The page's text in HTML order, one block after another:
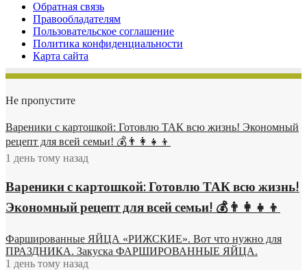
Обратная связь
Правообладателям
Пользовательское соглашение
Политика конфиденциальности
Карта сайта
Не пропустите
Вареники с картошкой: Готовлю ТАК всю жизнь! Экономный
рецепт для всей семьи! 💰👨👩👧👦
1 день тому назад
Вареники с картошкой: Готовлю ТАК всю жизнь!
Экономный рецепт для всей семьи! 💰👨👩👧👦
Фаршированные ЯЙЦА «РИЖСКИЕ». Вот что нужно для
ПРАЗДНИКА. Закуска ФАРШИРОВАННЫЕ ЯЙЦА.
1 день тому назад